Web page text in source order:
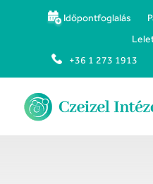
Időpontfoglalás
+36 1 273 1913